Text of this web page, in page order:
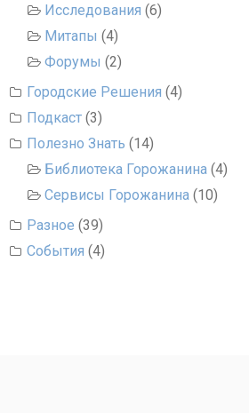
Исследования (6)
Митапы (4)
Форумы (2)
Городские Решения (4)
Подкаст (3)
Полезно Знать (14)
Библиотека Горожанина (4)
Сервисы Горожанина (10)
Разное (39)
События (4)